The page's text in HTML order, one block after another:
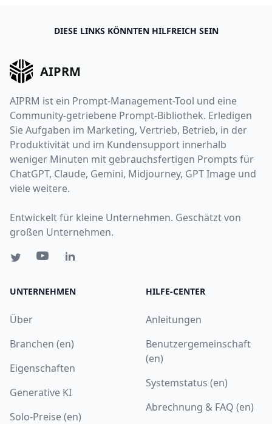
DIESE LINKS KÖNNTEN HILFREICH SEIN
AIPRM
AIPRM ist ein Prompt-Management-Tool und eine
Community-getriebene Prompt-Bibliothek. Erledigen
Sie Aufgaben im Marketing, Vertrieb, Betrieb, in der
Produktivität und im Kundensupport innerhalb
weniger Minuten mit gebrauchsfertigen Prompts für
ChatGPT, Claude, Gemini, Midjourney, GPT Image und
viele weitere.
Entwickelt für kleine Unternehmen. Geschätzt von
großen Unternehmen.
UNTERNEHMEN
Über
Branchen (en)
Eigenschaften
Generative KI
Solo-Preise (en)
HILFE-CENTER
Anleitungen
Benutzergemeinschaft
(en)
Systemstatus (en)
Abrechnung & FAQ (en)